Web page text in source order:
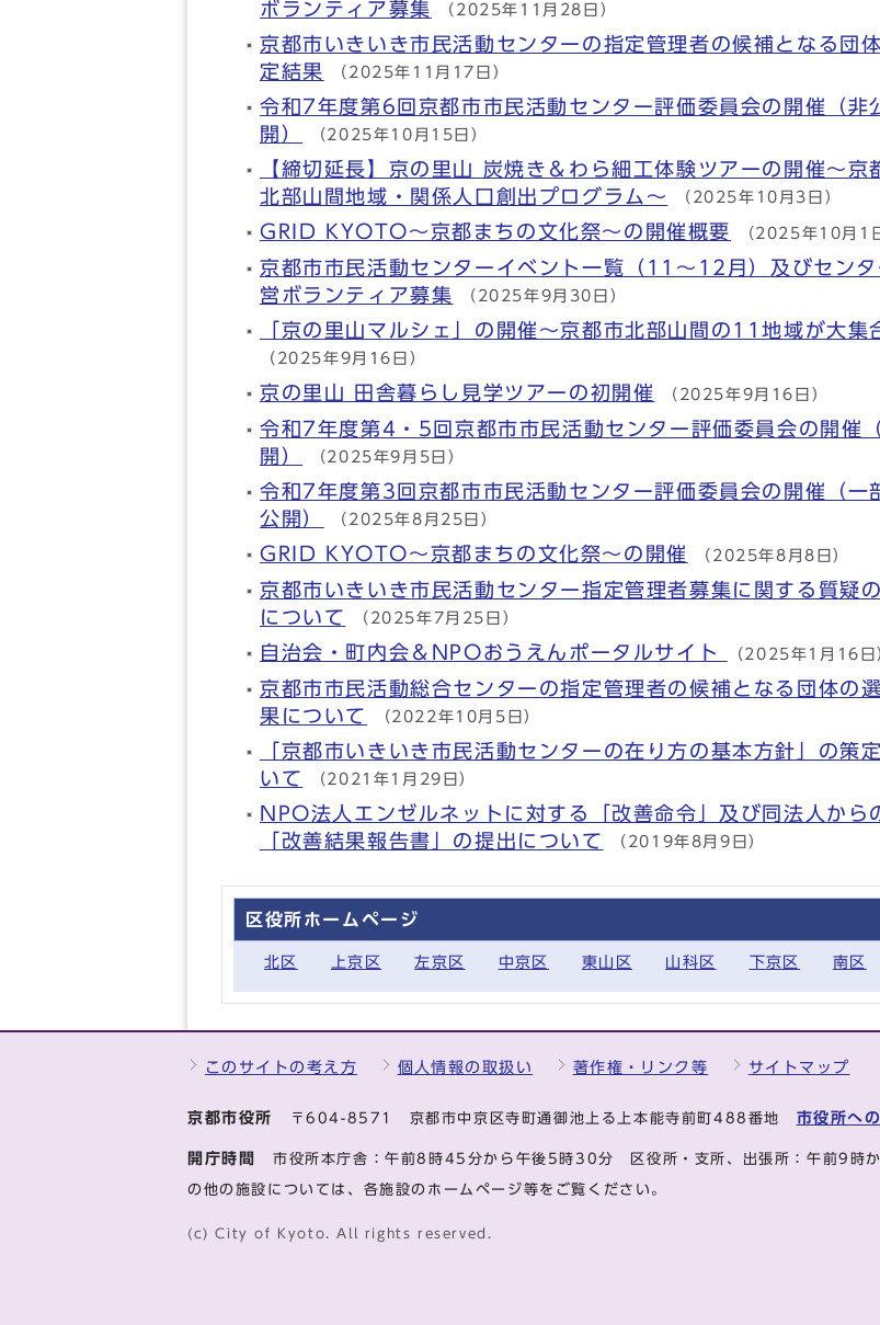
ボランティア募集 （2025年11月28日）
京都市いきいき市民活動センターの指定管理者の候補となる団
定結果 （2025年11月17日）
令和7年度第6回京都市市民活動センター評価委員会の開催（非
開） （2025年10月15日）
【締切延長】京の里山 炭焼き＆わら細工体験ツアーの開催～京
北部山間地域・関係人口創出プログラム～ （2025年10月3日）
GRID KYOTO～京都まちの文化祭～の開催概要 （2025年10月1
京都市市民活動センターイベント一覧（11～12月）及びセンタ
営ボランティア募集 （2025年9月30日）
「京の里山マルシェ」の開催～京都市北部山間の11地域が大集
（2025年9月16日）
京の里山 田舎暮らし見学ツアーの初開催 （2025年9月16日）
令和7年度第4・5回京都市市民活動センター評価委員会の開催
開） （2025年9月5日）
令和7年度第3回京都市市民活動センター評価委員会の開催（一
公開） （2025年8月25日）
GRID KYOTO～京都まちの文化祭～の開催 （2025年8月8日）
京都市いきいき市民活動センター指定管理者募集に関する質疑
について （2025年7月25日）
自治会・町内会＆NPOおうえんポータルサイト （2025年1月16日
京都市市民活動総合センターの指定管理者の候補となる団体の
果について （2022年10月5日）
「京都市いきいき市民活動センターの在り方の基本方針」の策
いて （2021年1月29日）
NPO法人エンゼルネットに対する「改善命令」及び同法人から
「改善結果報告書」の提出について （2019年8月9日）
区役所ホームページ
北区 上京区 左京区 中京区 東山区 山科区 下京区 南区
このサイトの考え方 個人情報の取扱い 著作権・リンク等 サイトマップ
京都市役所 〒604-8571 京都市中京区寺町通御池上る上本能寺前町488番地 市役所へ
開庁時間 市役所本庁舎：午前8時45分から午後5時30分 区役所・支所、出張所：午前9時
の他の施設については、各施設のホームページ等をご覧ください。
(c) City of Kyoto. All rights reserved.